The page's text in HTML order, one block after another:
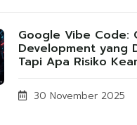
Google Vibe Code:
Development yang
Tapi Apa Risiko
30 November 2025